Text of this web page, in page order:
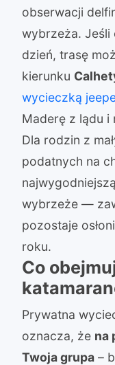
obserwacji
wybrzeża. Jeśli
dzień, trasę
kierunku
wycieczką
Maderę z lądu i
Dla rodzin z
podatnych na
wybrzeże —
pozostaje
roku.
Co
Prywatna
oznacza, że na
Twoja grupa –